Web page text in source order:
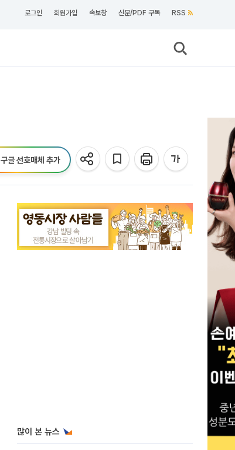
로그인 회원가입 속보창 신문/PDF 구독 RSS
구글 선호매체 추가
많이 본 뉴스